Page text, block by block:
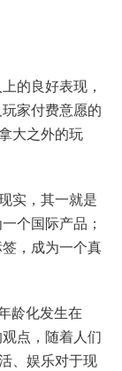
的良好表现，
家付费意愿的
大之外的玩
实，其一就是
个国际产品；
，成为一个真
龄化发生在
点，随着人们
、娱乐对于现